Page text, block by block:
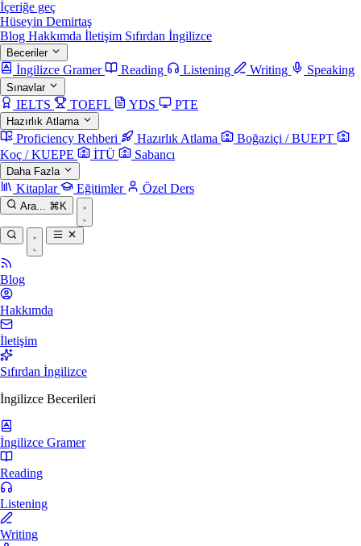
İçeriğe geç
Hüseyin Demirtaş
Blog Hakkımda İletişim Sıfırdan İngilizce
Beceriler
İngilizce Gramer Reading Listening Writing Speaking
Sınavlar
IELTS TOEFL YDS PTE
Hazırlık Atlama
Proficiency Rehberi Hazırlık Atlama
Boğaziçi / BUEPT
Koç / KUEPE
İTÜ Sabancı
Daha Fazla
Kitaplar Eğitimler Özel Ders
Ara... ⌘K
Blog
Hakkımda
İletişim
Sıfırdan İngilizce
İngilizce Becerileri
İngilizce Gramer
Reading
Listening
Writing